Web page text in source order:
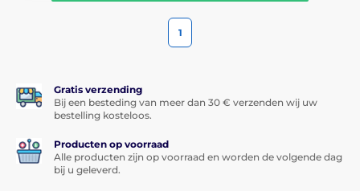
1
Gratis verzending
Bij een besteding van meer dan 30 € verzenden wij uw
bestelling kosteloos.
Producten op voorraad
Alle producten zijn op voorraad en worden de volgende dag
bij u geleverd.